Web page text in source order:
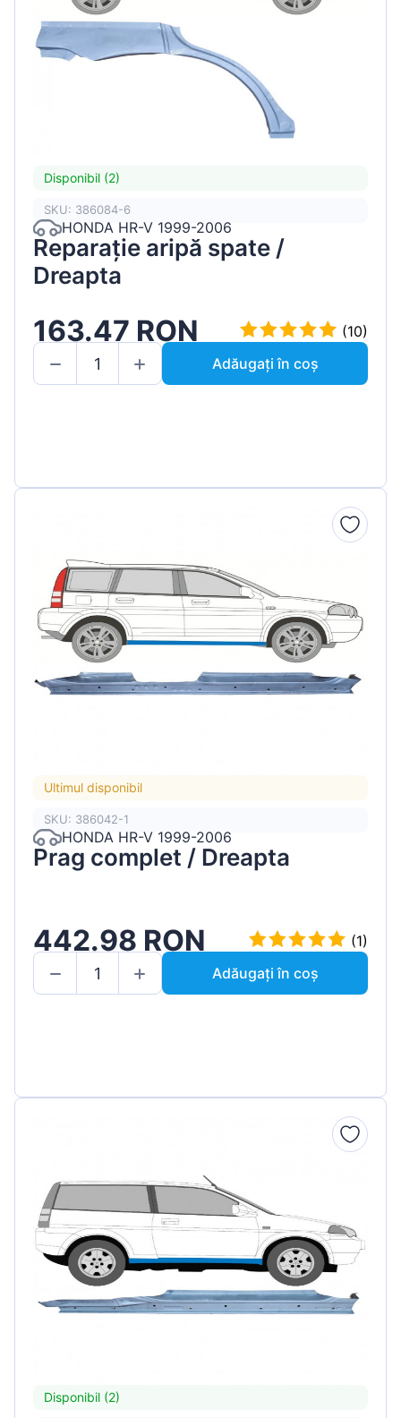
Disponibil (2)
SKU: 386084-6
HONDA HR-V 1999-2006
Reparație aripă spate /
Dreapta
163.47 RON
(10)
Adăugați în coș
Ultimul disponibil
SKU: 386042-1
HONDA HR-V 1999-2006
Prag complet / Dreapta
442.98 RON
(1)
Adăugați în coș
Disponibil (2)